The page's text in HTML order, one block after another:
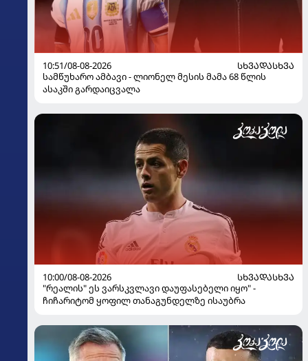
10:51/08-08-2026
ᲡᲮᲕᲐᲓᲐᲡᲮᲕᲐ
სამწუხარო ამბავი - ლიონელ მესის მამა 68 წლის
ასაკში გარდაიცვალა
10:00/08-08-2026
ᲡᲮᲕᲐᲓᲐᲡᲮᲕᲐ
"რეალის" ეს ვარსკვლავი დაუფასებელი იყო" -
ჩიჩარიტომ ყოფილ თანაგუნდელზე ისაუბრა